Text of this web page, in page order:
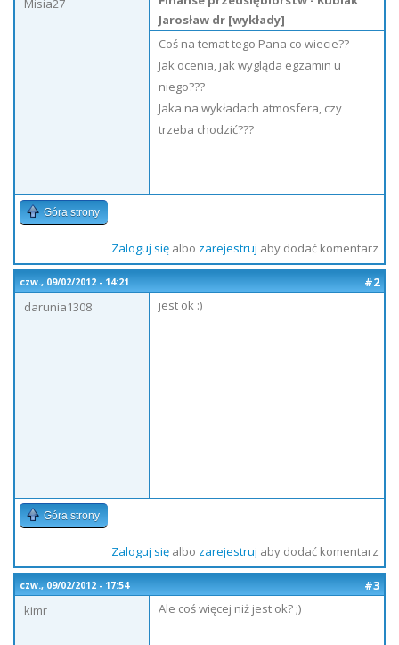
Misia27
Jarosław dr [wykłady]
Coś na temat tego Pana co wiecie??
Jak ocenia, jak wygląda egzamin u
niego???
Jaka na wykładach atmosfera, czy
trzeba chodzić???
Góra strony
Zaloguj sięalbo zarejestruj aby dodać komentarz
czw., 09/02/2012 - 14:21
#2
darunia1308
jest ok :)
Góra strony
Zaloguj sięalbo zarejestruj aby dodać komentarz
czw., 09/02/2012 - 17:54
#3
kimr
Ale coś więcej niż jest ok? ;)